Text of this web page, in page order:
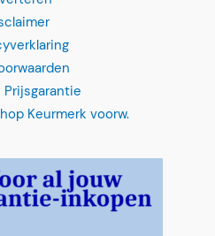
Prijsgarantie
Keurmerk voorw.